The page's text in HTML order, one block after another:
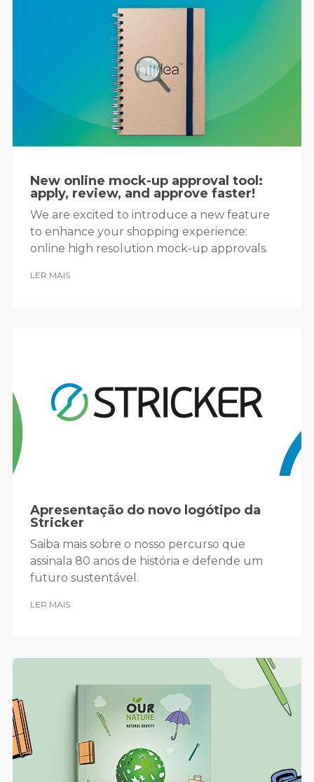
New online mock-up approval tool:
apply, review, and approve faster!
We are excited to introduce a new feature
to enhance your shopping experience:
online high resolution mock-up approvals.
LER MAIS
Apresentação do novo logótipo da
Stricker
Saiba mais sobre o nosso percurso que
assinala 80 anos de história e defende um
futuro sustentável.
LER MAIS